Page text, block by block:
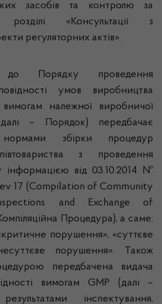
засобів та контролю за
«Консультації з
регуляторних актів».
Порядку проведення
умов виробництва
вимогам належної виробничої
– Порядок) передбачає
збірки процедур
з проведення
інформацією від 03.10.2014 №
17 (Compilation of Community
and Exchange of
Процедура), а саме:
порушення», «суттєве
порушення». Також
передбачена видача
вимогам GMP (далі –
інспектування,